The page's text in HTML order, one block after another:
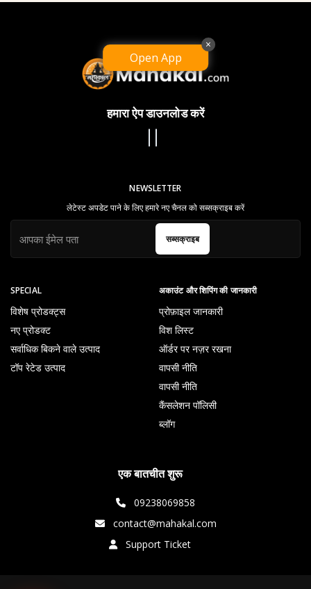
हमारा ऐप डाउनलोड करें
SPECIAL
विशेष प्रोडक्ट्स
नए प्रोडक्ट
सर्वाधिक बिकने वाले उत्पाद
टॉप रेटेड उत्पाद
अकाउंट और शिपिंग की जानकारी
प्रोफ़ाइल जानकारी
विश लिस्ट
ऑर्डर पर नज़र रखना
वापसी नीति
वापसी नीति
कैंसलेशन पॉलिसी
ब्लॉग
NEWSLETTER
लेटेस्ट अपडेट पाने के लिए हमारे नए चैनल को सब्सक्राइब करें
सब्सक्राइब
एक बातचीत शुरू
09238069858
contact@mahakal.com
Support Ticket
Open App
×